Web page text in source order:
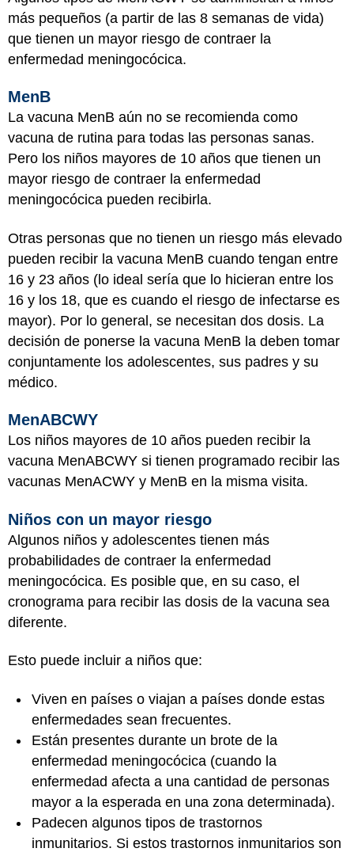
más pequeños (a partir de las 8 semanas de vida)
que tienen un mayor riesgo de contraer la
enfermedad meningocócica.
MenB
La vacuna MenB aún no se recomienda como
vacuna de rutina para todas las personas sanas.
Pero los niños mayores de 10 años que tienen un
mayor riesgo de contraer la enfermedad
meningocócica pueden recibirla.
Otras personas que no tienen un riesgo más elevado
pueden recibir la vacuna MenB cuando tengan entre
16 y 23 años (lo ideal sería que lo hicieran entre los
16 y los 18, que es cuando el riesgo de infectarse es
mayor). Por lo general, se necesitan dos dosis. La
decisión de ponerse la vacuna MenB la deben tomar
conjuntamente los adolescentes, sus padres y su
médico.
MenABCWY
Los niños mayores de 10 años pueden recibir la
vacuna MenABCWY si tienen programado recibir las
vacunas MenACWY y MenB en la misma visita.
Niños con un mayor riesgo
Algunos niños y adolescentes tienen más
probabilidades de contraer la enfermedad
meningocócica. Es posible que, en su caso, el
cronograma para recibir las dosis de la vacuna sea
diferente.
Esto puede incluir a niños que:
Viven en países o viajan a países donde estas
enfermedades sean frecuentes.
Están presentes durante un brote de la
enfermedad meningocócica (cuando la
enfermedad afecta a una cantidad de personas
mayor a la esperada en una zona determinada).
Padecen algunos tipos de trastornos
inmunitarios. Si estos trastornos inmunitarios son